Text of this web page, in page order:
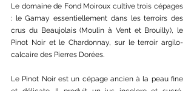
Le domaine de Fond Moiroux cultive trois cépages
: le Gamay essentiellement dans les terroirs des
crus du Beaujolais (Moulin à Vent et Brouilly), le
Pinot Noir et le Chardonnay, sur le terroir argilo-
calcaire des Pierres Dorées.
Le Pinot Noir est un cépage ancien à la peau fine